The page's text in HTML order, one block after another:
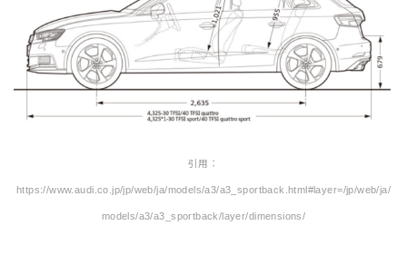
引用：
https://www.audi.co.jp/jp/web/ja/models/a3/a3_sportback.html#layer=/jp/web/ja/
models/a3/a3_sportback/layer/dimensions/